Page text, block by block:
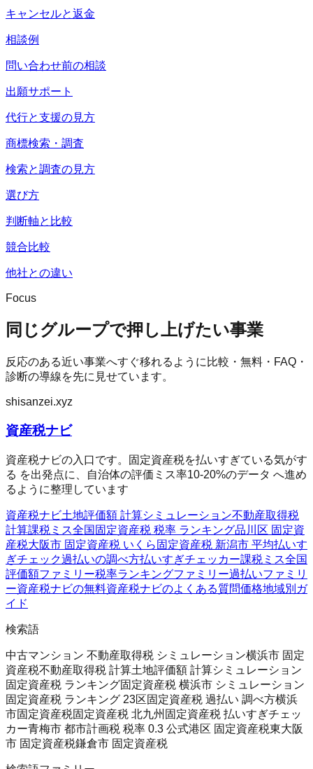
キャンセルと返金
相談例
問い合わせ前の相談
出願サポート
代行と支援の見方
商標検索・調査
検索と調査の見方
選び方
判断軸と比較
競合比較
他社との違い
Focus
同じグループで押し上げたい事業
反応のある近い事業へすぐ移れるように比較・無料・FAQ・
診断の導線を先に見せています。
shisanzei.xyz
資産税ナビ
資産税ナビの入口です。固定資産税を払いすぎている気がす
る を出発点に、自治体の評価ミス率10-20%のデータ へ進め
るように整理しています
資産税ナビ土地評価額 計算シミュレーション不動産取得税
計算課税ミス全国 固定資産税 税率 ランキング品川区 固定資
産税大阪市 固定資産税 いくら 固定資産税 新潟市 平均払いす
ぎチェック過払いの調べ方払いすぎチェッカー課税ミス全国
評価額ファミリー税率ランキングファミリー過払いファミリ
ー資産税ナビの無料資産税ナビのよくある質問価格地域別ガ
イド
検索語
中古マンション 不動産取得税 シミュレーション横浜市 固定
資産税不動産取得税 計算土地評価額 計算シミュレーション
固定資産税 ランキング固定資産税 横浜市 シミュレーション
固定資産税 ランキング 23区固定資産税 過払い 調べ方横浜
市固定資産税固定資産税 北九州 固定資産税 払いすぎチェッ
カー青梅市 都市計画税 税率 0.3 公式港区 固定資産税東大阪
市 固定資産税鎌倉市 固定資産税